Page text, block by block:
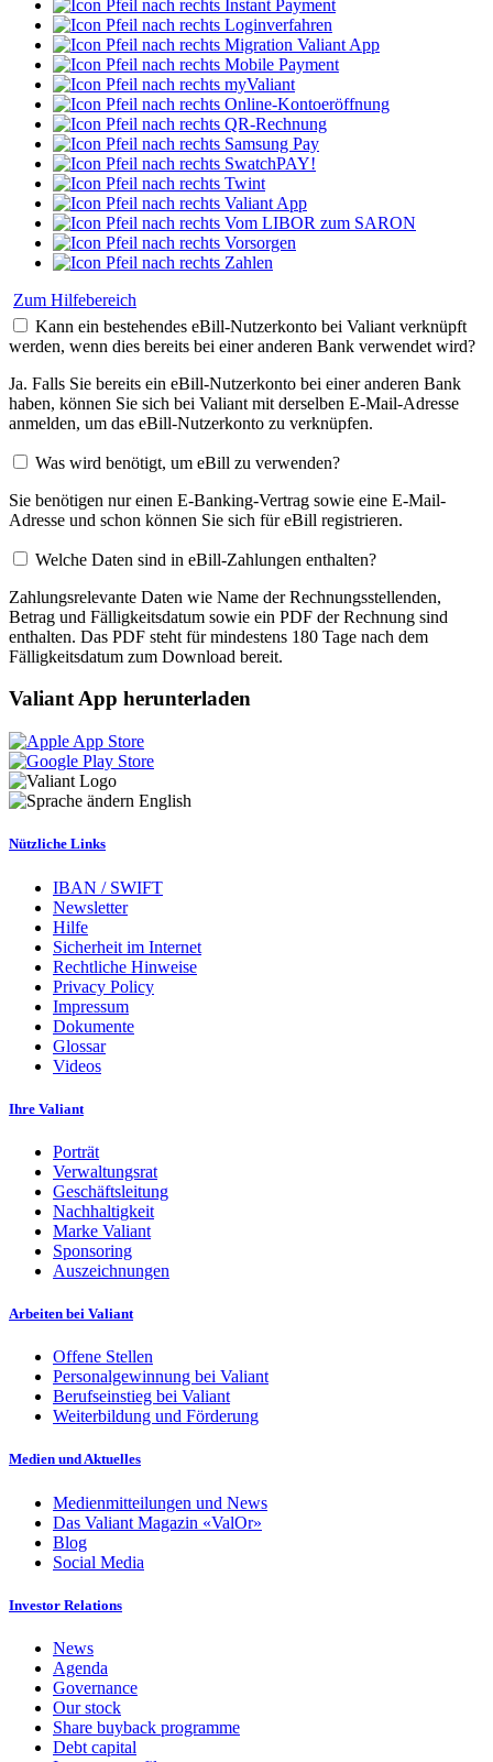
Instant Payment
Loginverfahren
Migration Valiant App
Mobile Payment
myValiant
Online-Kontoeröffnung
QR-Rechnung
Samsung Pay
SwatchPAY!
Twint
Valiant App
Vom LIBOR zum SARON
Vorsorgen
Zahlen
Zum Hilfebereich
Kann ein bestehendes eBill-Nutzerkonto bei Valiant verknüpft
werden, wenn dies bereits bei einer anderen Bank verwendet wird?
Ja. Falls Sie bereits ein eBill-Nutzerkonto bei einer anderen Bank
haben, können Sie sich bei Valiant mit derselben E-Mail-Adresse
anmelden, um das eBill-Nutzerkonto zu verknüpfen.
Was wird benötigt, um eBill zu verwenden?
Sie benötigen nur einen E-Banking-Vertrag sowie eine E-Mail-
Adresse und schon können Sie sich für eBill registrieren.
Welche Daten sind in eBill-Zahlungen enthalten?
Zahlungsrelevante Daten wie Name der Rechnungsstellenden,
Betrag und Fälligkeitsdatum sowie ein PDF der Rechnung sind
enthalten. Das PDF steht für mindestens 180 Tage nach dem
Fälligkeitsdatum zum Download bereit.
Valiant App herunterladen
English
Nützliche Links
IBAN / SWIFT
Newsletter
Hilfe
Sicherheit im Internet
Rechtliche Hinweise
Privacy Policy
Impressum
Dokumente
Glossar
Videos
Ihre Valiant
Porträt
Verwaltungsrat
Geschäftsleitung
Nachhaltigkeit
Marke Valiant
Sponsoring
Auszeichnungen
Arbeiten bei Valiant
Offene Stellen
Personalgewinnung bei Valiant
Berufseinstieg bei Valiant
Weiterbildung und Förderung
Medien und Aktuelles
Medienmitteilungen und News
Das Valiant Magazin «ValOr»
Blog
Social Media
Investor Relations
News
Agenda
Governance
Our stock
Share buyback programme
Debt capital